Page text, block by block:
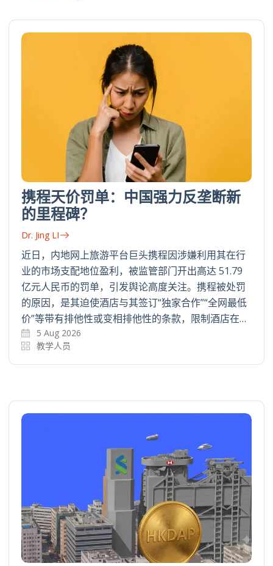
携程天价罚单：中国强力反垄断新
的里程碑？
Dr. Jing LI
近日，内地网上旅游平台巨头携程因涉嫌利用其在行
业的市场支配地位盈利，被监管部门开出高达 51.79
亿元人民币的罚单，引发舆论高度关注。携程被处罚
的原因，是其迫使酒店与其签订“独家合作”“全网最低
价”等带有排他性或变相排他性的条款，限制酒店在…
5 Aug 2026
教学人员